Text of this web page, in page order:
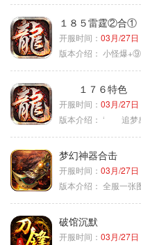
１８５雷霆②合①
开服时间： 03月/27日
版本介绍： 小怪爆+⑨
１７６特色
开服时间： 03月/27日
版本介绍： ‘ 追梦
梦幻神器合击
开服时间： 03月/27日
版本介绍： 全服一张
破馆沉默
开服时间： 03月/27日